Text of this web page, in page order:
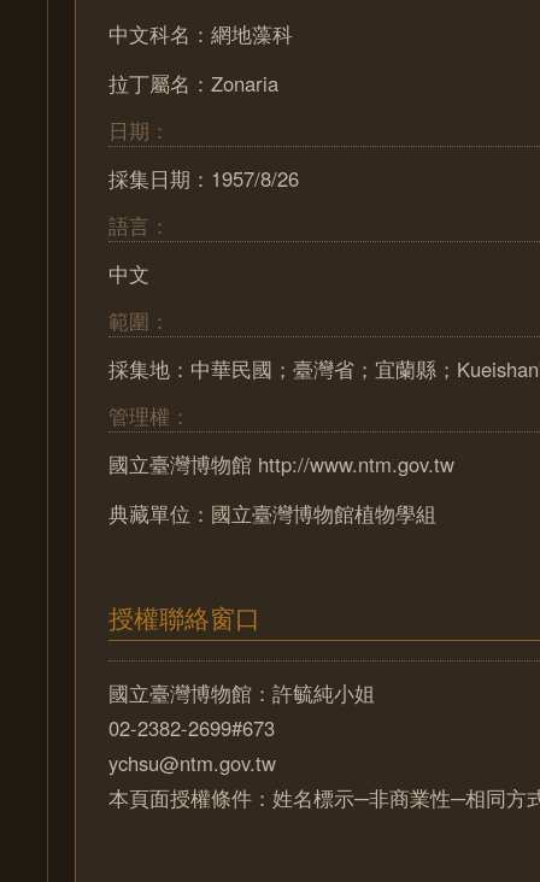
中文科名：網地藻科
拉丁屬名：Zonaria
日期：
採集日期：1957/8/26
語言：
中文
範圍：
採集地：中華民國；臺灣省；宜蘭縣；
管理權：
國立臺灣博物館 http://www.ntm.gov.tw
典藏單位：國立臺灣博物館植物學組
授權聯絡窗口
國立臺灣博物館：許毓純小姐
02-2382-2699#673
ychsu@ntm.gov.tw
本頁面授權條件：姓名標示─非商業性─相同方